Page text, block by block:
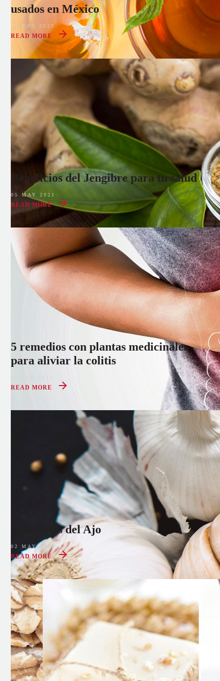
usados en México
24 NOV 2021
READ MORE
Beneficios del Jengibre para tu salud
05 MAY 2021
READ MORE
5 remedios con plantas medicinales
para aliviar la colitis
READ MORE
Beneficios del Ajo
02 MAY 2022
READ MORE